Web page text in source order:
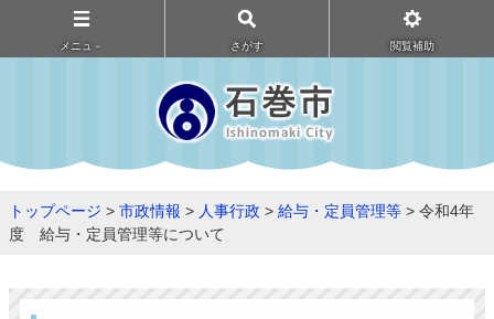
メニュ－ さがす 閲覧補助
トップページ > 市政情報 > 人事行政 > 給与・定員管理等 > 令和4年
度 給与・定員管理等について